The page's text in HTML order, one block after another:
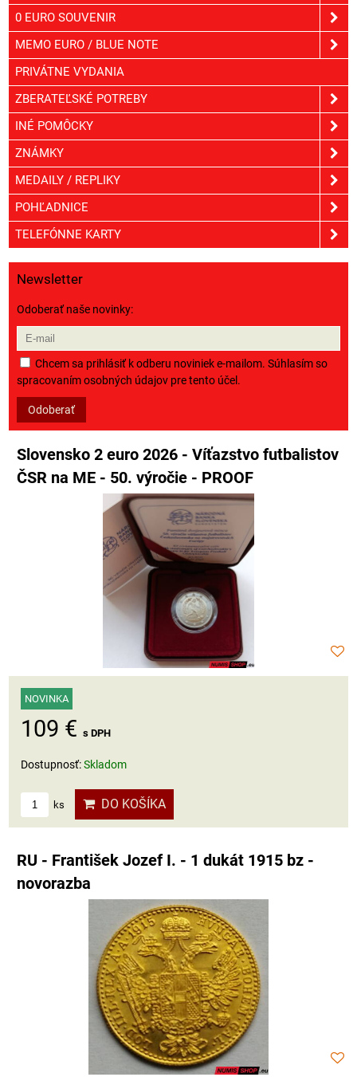
0 EURO SOUVENIR
MEMO EURO / BLUE NOTE
PRIVÁTNE VYDANIA
ZBERATEĽSKÉ POTREBY
INÉ POMÔCKY
ZNÁMKY
MEDAILY / REPLIKY
POHĽADNICE
TELEFÓNNE KARTY
Newsletter
Odoberať naše novinky:
Chcem sa prihlásiť k odberu noviniek e-mailom. Súhlasím so
spracovaním osobných údajov pre tento účel.
Odoberať
Slovensko 2 euro 2026 - Víťazstvo futbalistov
ČSR na ME - 50. výročie - PROOF
NOVINKA
109 € s DPH
Dostupnosť:Skladom
ks DO KOŠÍKA
RU - František Jozef I. - 1 dukát 1915 bz -
novorazba